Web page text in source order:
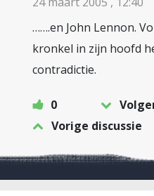
…….en John Lennon.
kronkel in zijn hoofd
contradictie.
0
Vorige discussie